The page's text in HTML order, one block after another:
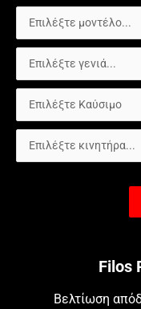
Filos
Βελτίωση